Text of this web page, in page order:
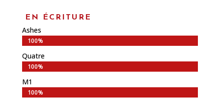
EN ÉCRITURE
Ashes
100%
100%
Quatre
100%
100%
M1
100%
100%